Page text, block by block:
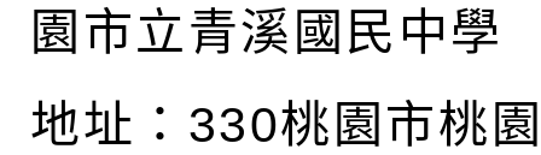
園市立青溪國民中學
地址： 330桃園市桃